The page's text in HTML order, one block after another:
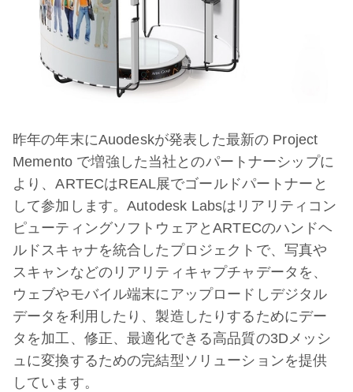
昨年の年末にAuodeskが発表した最新の Project
Memento で増強した当社とのパートナーシップに
より、ARTECはREAL展でゴールドパートナーと
して参加します。Autodesk Labsはリアリティコン
ピューティングソフトウェアとARTECのハンドヘ
ルドスキャナを統合したプロジェクトで、写真や
スキャンなどのリアリティキャプチャデータを、
ウェブやモバイル端末にアップロードしデジタル
データを利用したり、製造したりするためにデー
タを加工、修正、最適化できる高品質の3Dメッシ
ュに変換するための完結型ソリューションを提供
しています。